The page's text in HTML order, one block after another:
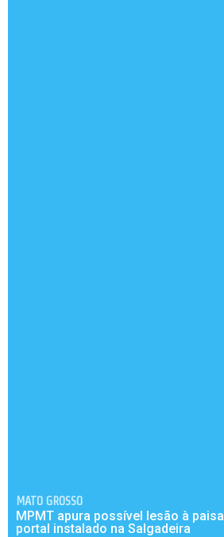
MATO GROSSO
MPMT apura possível lesão à
portal instalado na Salgadeira